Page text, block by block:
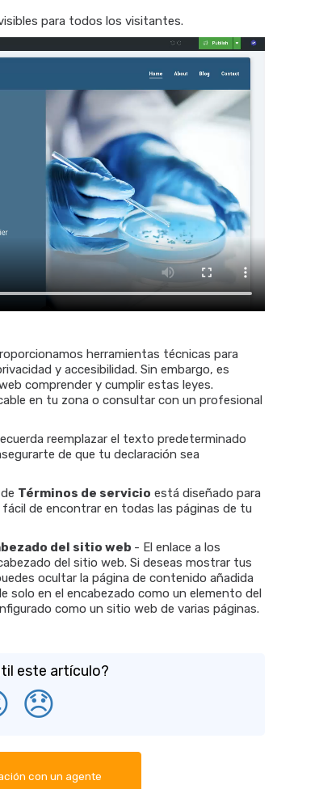
para todos los visitantes.
herramientas técnicas para
y accesibilidad. Sin embargo, es
comprender y cumplir estas leyes.
en tu zona o consultar con un profesional
reemplazar el texto predeterminado
de que tu declaración sea
Términos de servicio está diseñado para
de encontrar en todas las páginas de tu
del sitio web - El enlace a los
del sitio web. Si deseas mostrar tus
ocultar la página de contenido añadida
solo en el encabezado como un elemento del
como un sitio web de varias páginas.
este artículo?
😞
con un agente